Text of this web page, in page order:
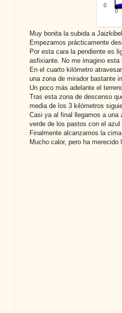
Muy bonita la subida a
Empezamos prácticamente
Por esta cara la pendiente es
asfixiante. No me imagino esta
En el cuarto kilómetro
una zona de mirador bastante
Un poco más adelante el
Tras esta zona de descenso
media de los 3 kilómetros
Casi ya al final llegamos a una
verde de los pastos con el azul
Finalmente alcanzamos la
Mucho calor, pero ha